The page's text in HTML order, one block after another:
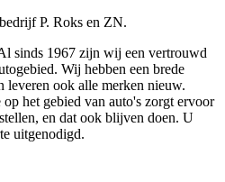
sinds 1967 zijn wij een vertrouwd
Wij hebben een brede
leveren ook alle merken nieuw.
het gebied van auto's zorgt ervoor
en dat ook blijven doen. U
uitgenodigd.